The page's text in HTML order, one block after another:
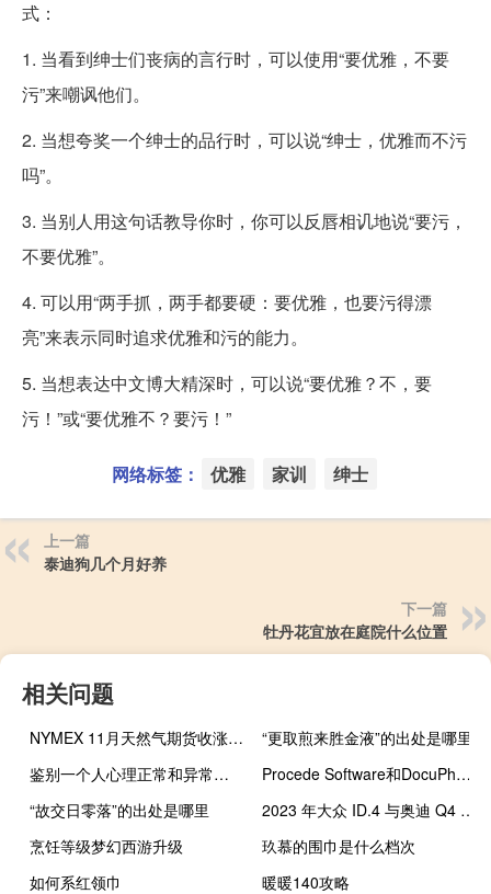
式：
1. 当看到绅士们丧病的言行时，可以使用“要优雅，不要
污”来嘲讽他们。
2. 当想夸奖一个绅士的品行时，可以说“绅士，优雅而不污
吗”。
3. 当别人用这句话教导你时，你可以反唇相讥地说“要污，
不要优雅”。
4. 可以用“两手抓，两手都要硬：要优雅，也要污得漂
亮”来表示同时追求优雅和污的能力。
5. 当想表达中文博大精深时，可以说“要优雅？不，要
污！”或“要优雅不？要污！”
网络标签： 优雅 家训 绅士
上一篇
泰迪狗几个月好养
下一篇
牡丹花宜放在庭院什么位置
相关问题
NYMEX 11月天然气期货收涨1.14%报3.3380美元/百万英热单位
“更取煎来胜金液”的出处是哪里
鉴别一个人心理正常和异常的原则包括
Procede Software和DocuPhase合作简化重型卡车和商用车经销商的文档管理
“故交日零落”的出处是哪里
2023 年大众 ID.4 与奥迪 Q4 e-tron 的叠加方式
烹饪等级梦幻西游升级
玖慕的围巾是什么档次
如何系红领巾
暖暖140攻略